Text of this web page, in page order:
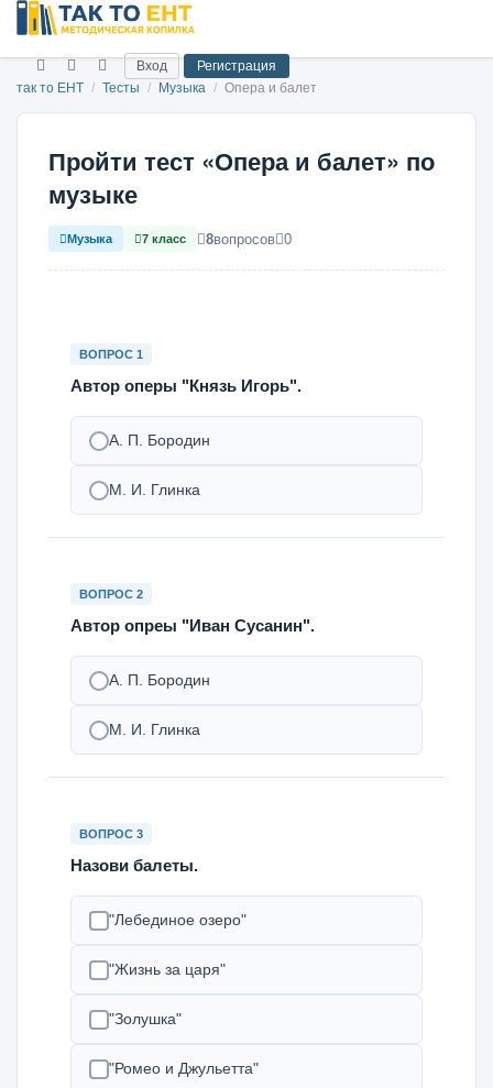
Вход
Регистрация
так то ЕНТ / Тесты / Музыка / Опера и балет
Пройти тест «Опера и балет» по
музыке
Музыка 7 класс 8вопросов 0
ВОПРОС 1
Автор оперы "Князь Игорь".
А. П. Бородин
М. И. Глинка
ВОПРОС 2
Автор опреы "Иван Сусанин".
А. П. Бородин
М. И. Глинка
ВОПРОС 3
Назови балеты.
"Лебединое озеро"
"Жизнь за царя"
"Золушка"
"Ромео и Джульетта"